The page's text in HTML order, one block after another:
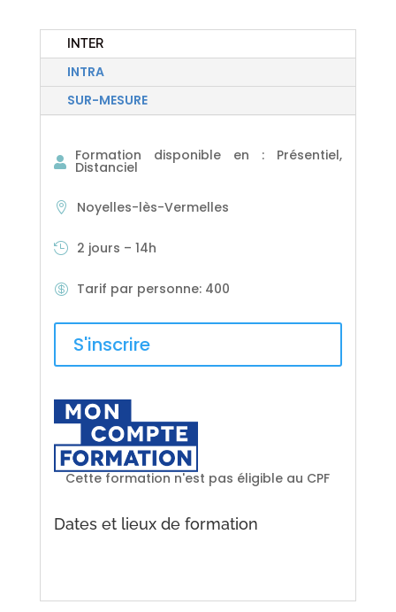
INTER
INTRA
SUR-MESURE
Formation disponible en : Présentiel,
Distanciel
Noyelles-lès-Vermelles
2 jours – 14h
Tarif par personne: 400
S'inscrire
Cette formation n'est pas éligible au CPF
Dates et lieux de formation